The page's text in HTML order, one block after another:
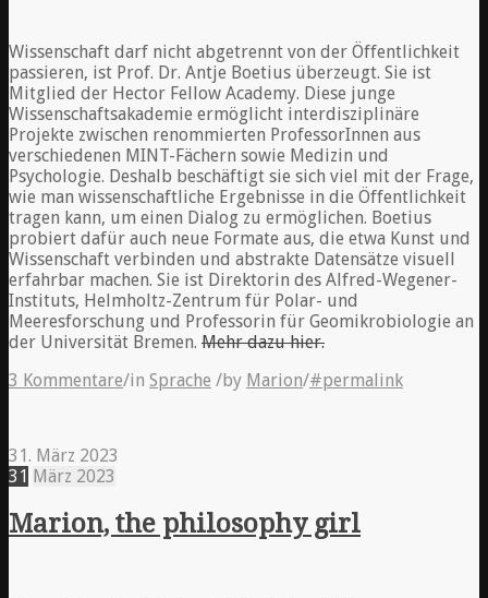
Wissenschaft darf nicht abgetrennt von der Öffentlichkeit
passieren, ist Prof. Dr. Antje Boetius überzeugt. Sie ist
Mitglied der Hector Fellow Academy. Diese junge
Wissenschaftsakademie ermöglicht interdisziplinäre
Projekte zwischen renommierten ProfessorInnen aus
verschiedenen MINT-Fächern sowie Medizin und
Psychologie. Deshalb beschäftigt sie sich viel mit der Frage,
wie man wissenschaftliche Ergebnisse in die Öffentlichkeit
tragen kann, um einen Dialog zu ermöglichen. Boetius
probiert dafür auch neue Formate aus, die etwa Kunst und
Wissenschaft verbinden und abstrakte Datensätze visuell
erfahrbar machen. Sie ist Direktorin des Alfred-Wegener-
Instituts, Helmholtz-Zentrum für Polar- und
Meeresforschung und Professorin für Geomikrobiologie an
der Universität Bremen. Mehr dazu hier.
3 Kommentare/in Sprache /by Marion/#permalink
31. März 2023
31 März 2023
Marion, the philosophy girl